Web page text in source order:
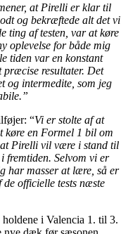
at Pirelli er klar til
og bekræftede alt det vi
ting af testen, var at køre
oplevelse for både mig
tiden var en konstant
præcise resultater. Det
og intermedite, som jeg
“Vi er stolte af at
køre en Formel 1 bil om
Pirelli vil være i stand til
fremtiden. Selvom vi er
har masser at lære, så er
officielle tests næste
i Valencia 1. til 3.